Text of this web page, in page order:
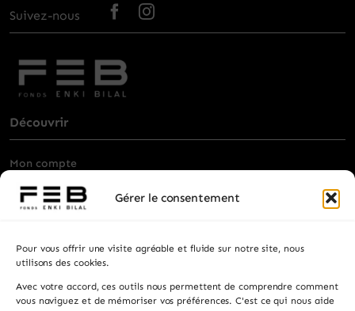
Gérer le consentement
Pour vous offrir une visite agréable et fluide sur notre site, nous
utilisons des cookies.
Avec votre accord, ces outils nous permettent de comprendre comment
vous naviguez et de mémoriser vos préférences. C'est ce qui nous aide
Suivez-nous
Découvrir
Mon compte
Billetterie
Privatisation
Contacts